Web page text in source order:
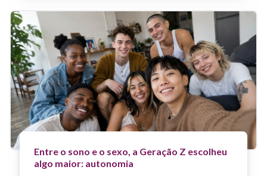
Entre o sono e o sexo, a Geração Z escolheu
algo maior: autonomia